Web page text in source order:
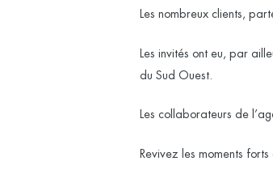
Les nombreux clients,
Les invités ont eu, par
du Sud Ouest.
Les collaborateurs de
Revivez les moments